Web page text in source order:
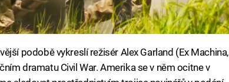
podobě vykreslí režisér Alex Garland (Ex Machina,
dramatu Civil War. Amerika se v něm ocitne v